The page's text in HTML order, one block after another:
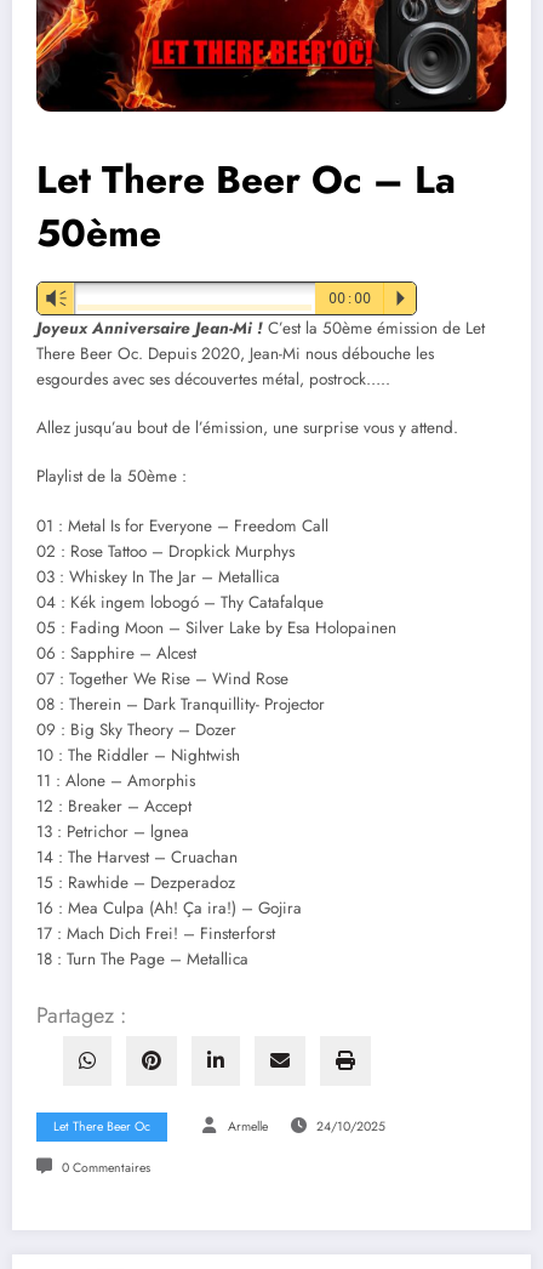
Let There Beer Oc – La
50ème
Vm 00:00 P
Joyeux Anniversaire Jean-Mi ! C’est la 50ème émission de Let
There Beer Oc. Depuis 2020, Jean-Mi nous débouche les
esgourdes avec ses découvertes métal, postrock…..
Allez jusqu’au bout de l’émission, une surprise vous y attend.
Playlist de la 50ème :
01 : Metal Is for Everyone – Freedom Call
02 : Rose Tattoo – Dropkick Murphys
03 : Whiskey In The Jar – Metallica
04 : Kék ingem lobogó – Thy Catafalque
05 : Fading Moon – Silver Lake by Esa Holopainen
06 : Sapphire – Alcest
07 : Together We Rise – Wind Rose
08 : Therein – Dark Tranquillity- Projector
09 : Big Sky Theory – Dozer
10 : The Riddler – Nightwish
11 : Alone – Amorphis
12 : Breaker – Accept
13 : Petrichor – lgnea
14 : The Harvest – Cruachan
15 : Rawhide – Dezperadoz
16 : Mea Culpa (Ah! Ça ira!) – Gojira
17 : Mach Dich Frei! – Finsterforst
18 : Turn The Page – Metallica
Partagez :
Let There Beer Oc Armelle 24/10/2025
0 Commentaires